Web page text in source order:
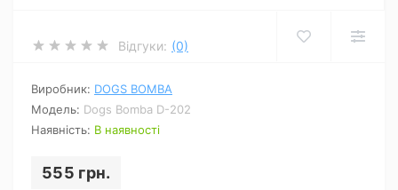
Відгуки: (0)
Виробник: DOGS BOMBA
Модель: Dogs Bomba D-202
Наявність: В наявності
555 грн.